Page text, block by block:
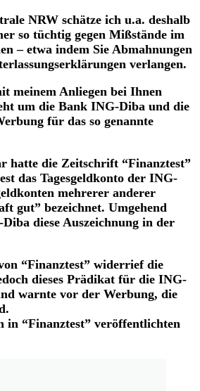
NRW schätze ich u.a. deshalb
so tüchtig gegen Mißstände im
– etwa indem Sie Abmahnungen
verlangen.
meinem Anliegen bei Ihnen
um die Bank ING-Diba und die
für das so genannte
hatte die Zeitschrift “Finanztest”
das Tagesgeldkonto der ING-
mehrerer anderer
gut” bezeichnet. Umgehend
diese Auszeichnung in der
“Finanztest” widerrief die
dieses Prädikat für die ING-
warnte vor der Werbung, die
in “Finanztest” veröffentlichten